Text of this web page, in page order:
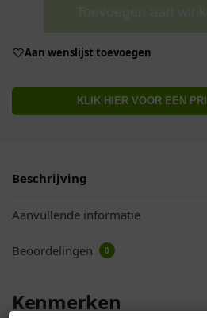
Aan wenslijst toevoegen
KLIK HIER VOOR EEN
Beschrijving
Aanvullende informatie
Beoordelingen 0
Kenmerken